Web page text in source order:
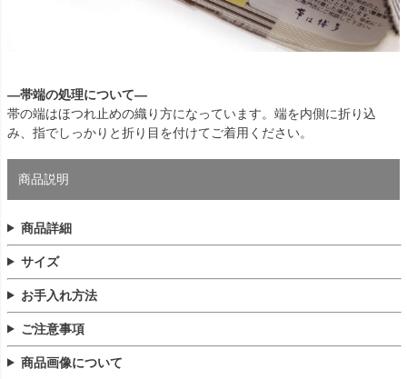
―帯端の処理について―
帯の端はほつれ止めの織り方になっています。端を内側に折り込
み、指でしっかりと折り目を付けてご着用ください。
商品説明
商品詳細
サイズ
お手入れ方法
ご注意事項
商品画像について